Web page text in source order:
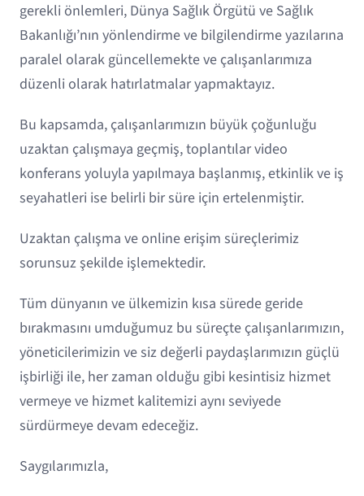
gerekli önlemleri, Dünya Sağlık Örgütü ve Sağlık
Bakanlığı’nın yönlendirme ve bilgilendirme yazılarına
paralel olarak güncellemekte ve çalışanlarımıza
düzenli olarak hatırlatmalar yapmaktayız.
Bu kapsamda, çalışanlarımızın büyük çoğunluğu
uzaktan çalışmaya geçmiş, toplantılar video
konferans yoluyla yapılmaya başlanmış, etkinlik ve iş
seyahatleri ise belirli bir süre için ertelenmiştir.
Uzaktan çalışma ve online erişim süreçlerimiz
sorunsuz şekilde işlemektedir.
Tüm dünyanın ve ülkemizin kısa sürede geride
bırakmasını umduğumuz bu süreçte çalışanlarımızın,
yöneticilerimizin ve siz değerli paydaşlarımızın güçlü
işbirliği ile, her zaman olduğu gibi kesintisiz hizmet
vermeye ve hizmet kalitemizi aynı seviyede
sürdürmeye devam edeceğiz.
Saygılarımızla,